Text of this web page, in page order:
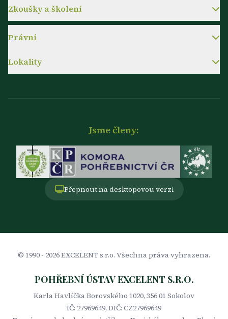
Zkoušky a školení
Právní
Lokality
Jsme členy:
Přepnout na desktopovou verzi
© 1990 - 2026EXCELENT s.r.o. Všechna práva vyhrazena.
POHŘEBNÍ ÚSTAV EXCELENT S.R.O.
Karla Havlíčka Borovského 1020, 356 01 Sokolov
IČ: 27969649, DIČ: CZ27969649